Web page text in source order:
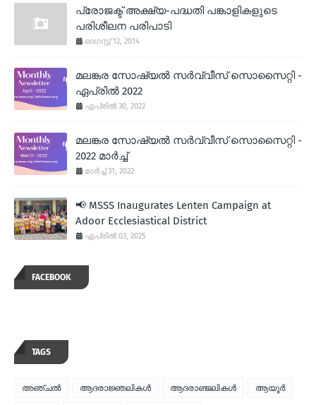
പ്രോജക്ട് അക്ഷ്യ-പദ്ധതി പങ്കാളികളുടെ
പരിശീലന പരിപാടി
ഓഗസ്റ്റ് 12, 2014
മലങ്കര സോഷ്യല്‍ സര്‍വ്വീസ് സൊസൈറ്റി -
ഏപ്രില്‍ 2022
ഏപ്രിൽ 30, 2022
മലങ്കര സോഷ്യല്‍ സര്‍വ്വീസ് സൊസൈറ്റി -
2022 മാര്‍ച്ച്
മാർച്ച് 31, 2022
📢 MSSS Inaugurates Lenten Campaign at
Adoor Ecclesiastical District
ഏപ്രിൽ 03, 2025
FACEBOOK
TAGS
അഞ്ചല്‍ ആദരാജ്ഞലികള്‍ ആദരാഞ്ജലികള്‍ ആയൂര്‍